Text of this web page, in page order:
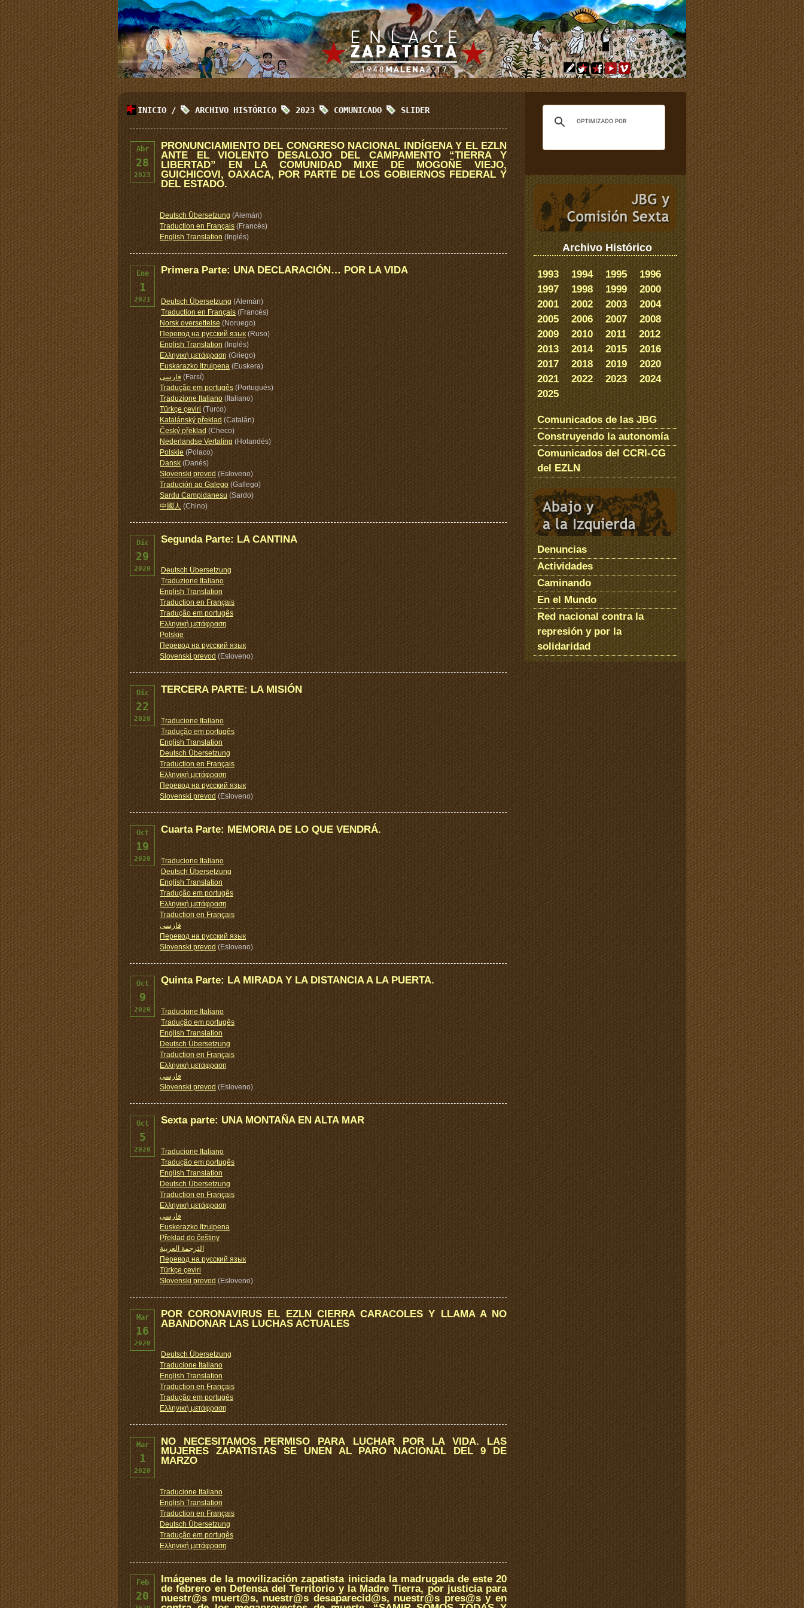
INICIO / ARCHIVO HISTÓRICO 2023 COMUNICADO SLIDER
Abr
28
2023
PRONUNCIAMIENTO DEL CONGRESO NACIONAL INDÍGENA Y EL EZLN
ANTE EL VIOLENTO DESALOJO DEL CAMPAMENTO “TIERRA Y
LIBERTAD” EN LA COMUNIDAD MIXE DE MOGOÑE VIEJO,
GUICHICOVI, OAXACA, POR PARTE DE LOS GOBIERNOS FEDERAL Y
DEL ESTADO.
Deutsch Übersetzung (Alemán)
Traduction en Français (Francés)
English Translation (Inglés)
Ene
1
2021
Primera Parte: UNA DECLARACIÓN… POR LA VIDA
Deutsch Übersetzung (Alemán)
Traduction en Français (Francés)
Norsk oversettelse (Noruego)
Перевод на русский язык (Ruso)
English Translation (Inglés)
Ελληνική μετάφραση (Griego)
Euskarazko Itzulpena (Euskera)
فارسی (Farsí)
Tradução em portugês (Portugués)
Traduzione Italiano (Italiano)
Türkçe çeviri (Turco)
Katalánský překlad (Catalán)
Český překlad (Checo)
Nederlandse Vertaling (Holandés)
Polskie (Polaco)
Dansk (Danés)
Slovenski prevod (Esloveno)
Tradución ao Galego (Gallego)
Sardu Campidanesu (Sardo)
中國人 (Chino)
Dic
29
2020
Segunda Parte: LA CANTINA
Deutsch Übersetzung
Traduzione Italiano
English Translation
Traduction en Français
Tradução em portugês
Ελληνική μετάφραση
Polskie
Перевод на русский язык
Slovenski prevod (Esloveno)
Dic
22
2020
TERCERA PARTE: LA MISIÓN
Traducione Italiano
Tradução em portugês
English Translation
Deutsch Übersetzung
Traduction en Français
Ελληνική μετάφραση
Перевод на русский язык
Slovenski prevod (Esloveno)
Oct
19
2020
Cuarta Parte: MEMORIA DE LO QUE VENDRÁ.
Traducione Italiano
Deutsch Übersetzung
English Translation
Tradução em portugês
Ελληνική μετάφραση
Traduction en Français
فارسی
Перевод на русский язык
Slovenski prevod (Esloveno)
Oct
9
2020
Quinta Parte: LA MIRADA Y LA DISTANCIA A LA PUERTA.
Traducione Italiano
Tradução em portugês
English Translation
Deutsch Übersetzung
Traduction en Français
Ελληνική μετάφραση
فارسی
Slovenski prevod (Esloveno)
Oct
5
2020
Sexta parte: UNA MONTAÑA EN ALTA MAR
Traducione Italiano
Tradução em portugês
English Translation
Deutsch Übersetzung
Traduction en Français
Ελληνική μετάφραση
فارسی
Euskerazko Itzulpena
Překlad do češtiny
الترجمة العربية
Перевод на русский язык
Türkçe çeviri
Slovenski prevod (Esloveno)
Mar
16
2020
POR CORONAVIRUS EL EZLN CIERRA CARACOLES Y LLAMA A NO
ABANDONAR LAS LUCHAS ACTUALES
Deutsch Übersetzung
Traducione Italiano
English Translation
Traduction en Français
Tradução em portugês
Ελληνική μετάφραση
Mar
1
2020
NO NECESITAMOS PERMISO PARA LUCHAR POR LA VIDA. LAS
MUJERES ZAPATISTAS SE UNEN AL PARO NACIONAL DEL 9 DE
MARZO
Traducione Italiano
English Translation
Traduction en Français
Deutsch Übersetzung
Tradução em portugês
Ελληνική μετάφραση
Feb
20
Imágenes de la movilización zapatista iniciada la madrugada de este 20
de febrero en Defensa del Territorio y la Madre Tierra, por justicia para
nuestr@s muert@s, nuestr@s desaparecid@s, nuestr@s pres@s y en
Archivo Histórico
1993 1994 1995
1996
1997
1998 1999
2000
2001
2002 2003
2004
2005
2006 2007
2008
2009
2010 2011
2012
2013
2014 2015
2016
2017
2018 2019
2020
2021
2022 2023
2024
2025
Comunicados de las JBG
Construyendo la autonomía
Comunicados del CCRI-CG
del EZLN
Denuncias
Actividades
Caminando
En el Mundo
Red nacional contra la
represión y por la
solidaridad